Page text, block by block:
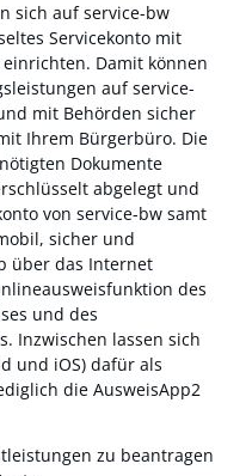
sich auf service-bw
Servicekonto mit
Damit können
auf service-
mit Behörden sicher
Ihrem Bürgerbüro. Die
Dokumente
abgelegt und
von service-bw samt
sicher und
über das Internet
des
und des
Inzwischen lassen sich
und iOS) dafür als
die AusweisApp2
zu beantragen